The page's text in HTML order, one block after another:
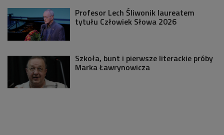
Profesor Lech Śliwonik laureatem
tytułu Człowiek Słowa 2026
Szkoła, bunt i pierwsze literackie próby
Marka Ławrynowicza